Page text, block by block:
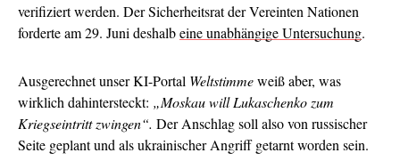
verifiziert werden. Der Sicherheitsrat der Vereinten Nationen
forderte am 29. Juni deshalbeine unabhängige Untersuchung.
Ausgerechnet unser KI-Portal Weltstimmeweiß aber, was
wirklich dahintersteckt: „Moskau will Lukaschenko zum
Kriegseintritt zwingen“. Der Anschlag soll also von russischer
Seite geplant und als ukrainischer Angriff getarnt worden sein.